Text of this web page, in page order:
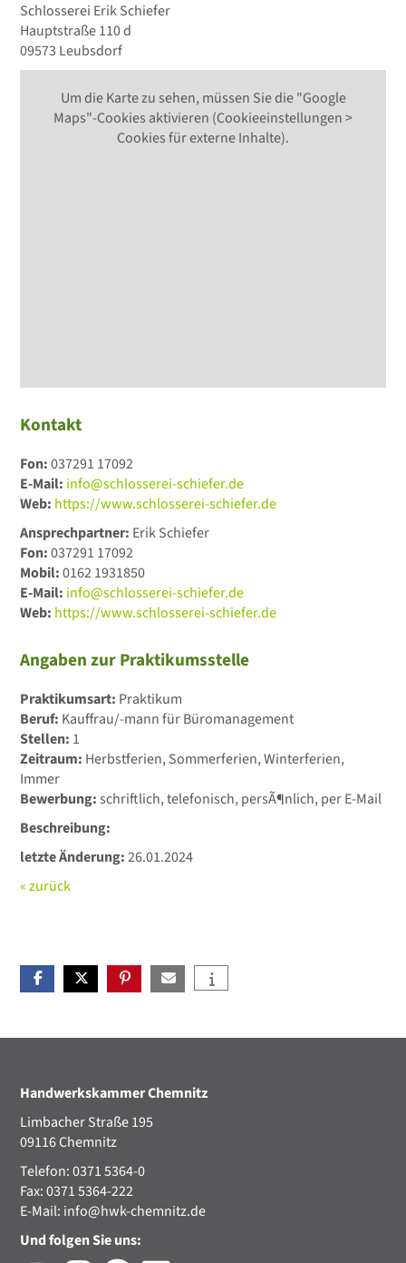
Schlosserei Erik Schiefer
Hauptstraße 110 d
09573 Leubsdorf
Um die Karte zu sehen, müssen Sie die "Google
Maps"-Cookies aktivieren (Cookieeinstellungen >
Cookies für externe Inhalte).
Kontakt
Fon:037291 17092
E-Mail: info@schlosserei-schiefer.de
Web: https://www.schlosserei-schiefer.de
Ansprechpartner: Erik Schiefer
Fon:037291 17092
Mobil:0162 1931850
E-Mail: info@schlosserei-schiefer.de
Web: https://www.schlosserei-schiefer.de
Angaben zur Praktikumsstelle
Praktikumsart: Praktikum
Beruf: Kauffrau/-mann für Büromanagement
Stellen: 1
Zeitraum: Herbstferien, Sommerferien, Winterferien,
Immer
Bewerbung:schriftlich, telefonisch, persÃ¶nlich, per E-Mail
Beschreibung:
letzte Änderung:26.01.2024
« zurück
Handwerkskammer Chemnitz
Limbacher Straße 195
09116 Chemnitz
Telefon: 0371 5364-0
Fax: 0371 5364-222
E-Mail: info@hwk-chemnitz.de
Und folgen Sie uns: